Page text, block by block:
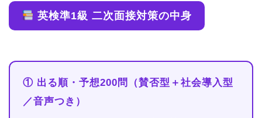
英検準1級 二次面接対策の中身
① 出る順・予想200問（賛否型＋社会導入型
／音声つき）